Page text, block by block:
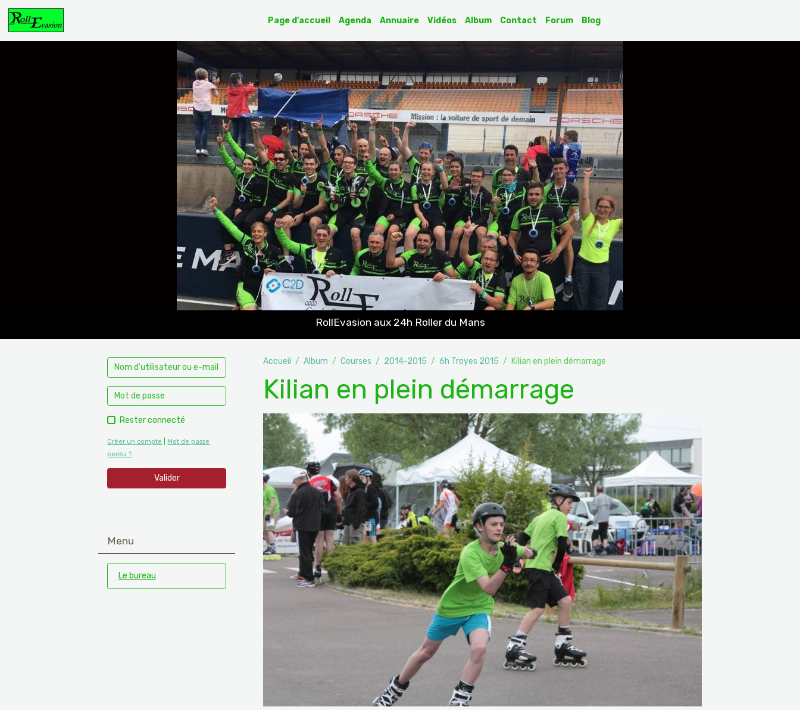
Page d'accueil Agenda Annuaire Vidéos Album Contact Forum Blog
RollEvasion aux 24h Roller du Mans
Accueil Album Courses 2014-2015 6h Troyes 2015 Kilian en plein démarrage
Kilian en plein démarrage
Rester connecté
Créer un compte
Mot de passe
perdu ?
Valider
Menu
Le bureau